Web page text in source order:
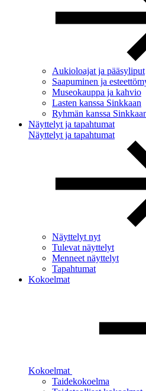
Aukioloajat ja pääsyliput
Saapuminen ja
Museokauppa ja kahvio
Lasten kanssa Sinkkaan
Ryhmän kanssa
Näyttelyt ja tapahtumat
Näyttelyt ja tapahtumat
Näyttelyt nyt
Tulevat näyttelyt
Menneet näyttelyt
Tapahtumat
Kokoelmat
Kokoelmat
Taidekokoelma